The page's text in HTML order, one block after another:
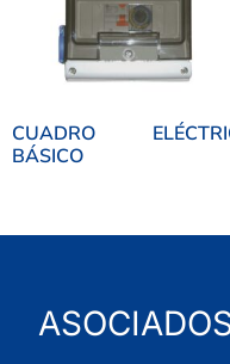
CUADRO
BÁSICO